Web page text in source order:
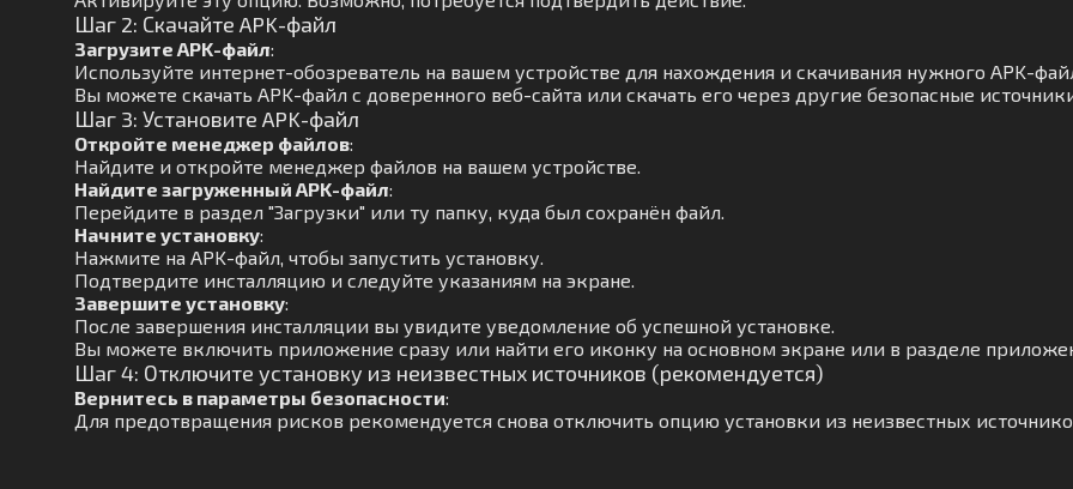
Шаг 2: Скачайте APK-файл
Загрузите APK-файл:
Используйте интернет-обозреватель на вашем устройстве для нахождения и скачивания нужного APK-
Вы можете скачать APK-файл с доверенного веб-сайта или скачать его через другие безопасные
Шаг 3: Установите APK-файл
Откройте менеджер файлов:
Найдите и откройте менеджер файлов на вашем устройстве.
Найдите загруженный APK-файл:
Перейдите в раздел "Загрузки" или ту папку, куда был сохранён файл.
Начните установку:
Нажмите на APK-файл, чтобы запустить установку.
Подтвердите инсталляцию и следуйте указаниям на экране.
Завершите установку:
После завершения инсталляции вы увидите уведомление об успешной установке.
Вы можете включить приложение сразу или найти его иконку на основном экране или в разделе
Шаг 4: Отключите установку из неизвестных источников (рекомендуется)
Вернитесь в параметры безопасности:
Для предотвращения рисков рекомендуется снова отключить опцию установки из неизвестных